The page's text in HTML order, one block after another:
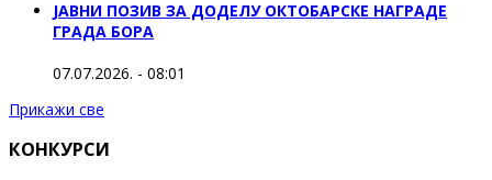
ЈАВНИ ПОЗИВ ЗА ДОДЕЛУ ОКТOБАРСКЕ НАГРАДЕ
ГРАДА БОРА
07.07.2026. - 08:01
Прикажи све
КОНКУРСИ